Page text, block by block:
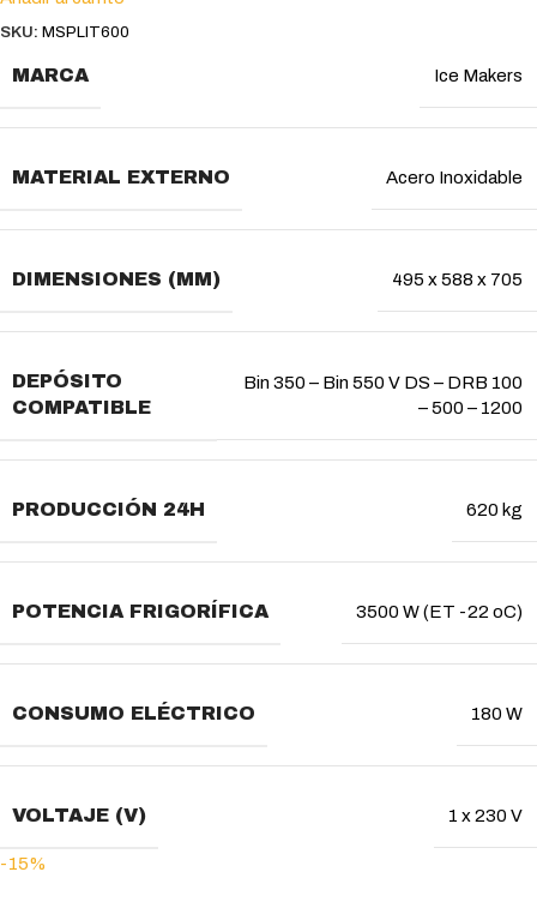
SKU: MSPLIT600
MARCA Ice Makers
MATERIAL EXTERNO Acero Inoxidable
DIMENSIONES (MM) 495 x 588 x 705
DEPÓSITO
COMPATIBLE
Bin 350 – Bin 550 V DS – DRB 100
– 500 – 1200
PRODUCCIÓN 24H 620 kg
POTENCIA FRIGORÍFICA 3500 W (ET -22 oC)
CONSUMO ELÉCTRICO 180 W
VOLTAJE (V) 1 x 230 V
-15%